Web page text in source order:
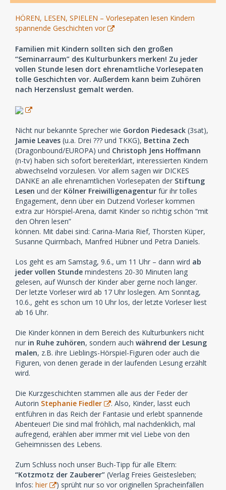
HÖREN, LESEN, SPIELEN – Vorlesepaten lesen Kindern
spannende Geschichten vor
Familien mit Kindern sollten sich den großen
“Seminarraum” des Kulturbunkers merken! Zu jeder
vollen Stunde lesen dort ehrenamtliche Vorlesepaten
tolle Geschichten vor. Außerdem kann beim Zuhören
nach Herzenslust gemalt werden.
Nicht nur bekannte Sprecher wie Gordon Piedesack (3sat),
Jamie Leaves (u.a. Drei ??? und TKKG), Bettina Zech
(Dragonbound/EUROPA) und Christoph Jens Hoffmann
(n-tv) haben sich sofort bereiterklärt, interessierten Kindern
abwechselnd vorzulesen. Vor allem sagen wir DICKES
DANKE an alle ehrenamtlichen Vorlesepaten der Stiftung
Lesen und der Kölner Freiwilligenagentur für ihr tolles
Engagement, denn über ein Dutzend Vorleser kommen
extra zur Hörspiel-Arena, damit Kinder so richtig schön “mit
den Ohren lesen”
können. Mit dabei sind: Carina-Maria Rief, Thorsten Küper,
Susanne Quirmbach, Manfred Hübner und Petra Daniels.
Los geht es am Samstag, 9.6., um 11 Uhr – dann wird ab
jeder vollen Stunde mindestens 20-30 Minuten lang
gelesen, auf Wunsch der Kinder aber gerne noch länger.
Der letzte Vorleser wird ab 17 Uhr loslegen. Am Sonntag,
10.6., geht es schon um 10 Uhr los, der letzte Vorleser liest
ab 16 Uhr.
Die Kinder können in dem Bereich des Kulturbunkers nicht
nur in Ruhe zuhören, sondern auch während der Lesung
malen, z.B. ihre Lieblings-Hörspiel-Figuren oder auch die
Figuren, von denen gerade in der laufenden Lesung erzählt
wird.
Die Kurzgeschichten stammen alle aus der Feder der
Autorin Stephanie Fiedler
. Also, Kinder, lasst euch
entführen in das Reich der Fantasie und erlebt spannende
Abenteuer! Die sind mal fröhlich, mal nachdenklich, mal
aufregend, erählen aber immer mit viel Liebe von den
Geheimnissen des Lebens.
Zum Schluss noch unser Buch-Tipp für alle Eltern:
“Kotzmotz der Zauberer” (Verlag Freies Geistesleben;
Infos: hier
) sprüht nur so vor originellen Spracheinfällen